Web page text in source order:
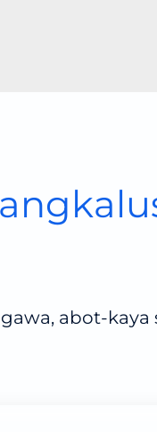
abot-kaya